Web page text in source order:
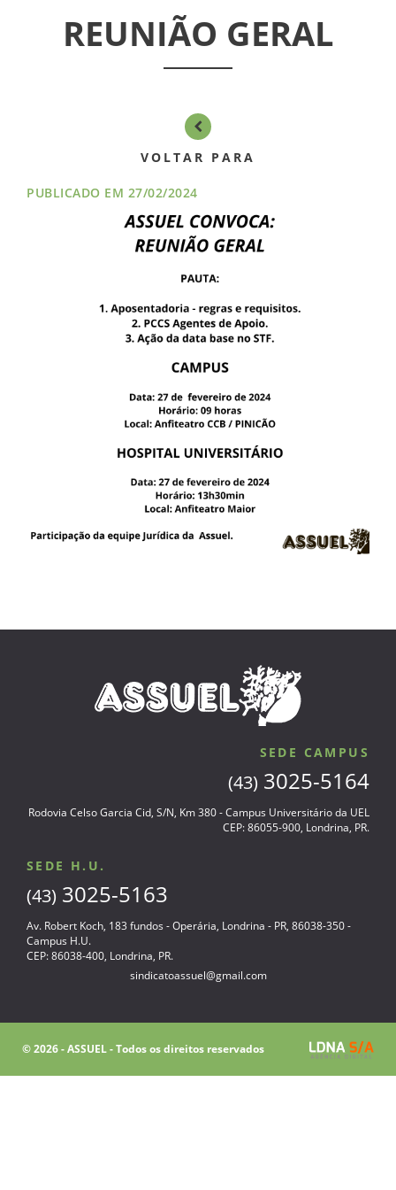
NOTÍCIAS
PROGRAMA
REUNIÃO GERAL
VOLTAR PARA
PUBLICADO EM 27/02/2024
SEDE CAMPUS
(43) 3025-5164
Rodovia Celso Garcia Cid, S/N, Km 380 - Campus Universitário da UEL
CEP: 86055-900, Londrina, PR.
SEDE H.U.
(43) 3025-5163
Av. Robert Koch, 183 fundos - Operária, Londrina - PR, 86038-350 -
Campus H.U.
CEP: 86038-400, Londrina, PR.
sindicatoassuel@gmail.com
© 2026 - ASSUEL - Todos os direitos reservados